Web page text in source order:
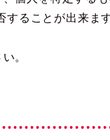
ることが出来ま
。